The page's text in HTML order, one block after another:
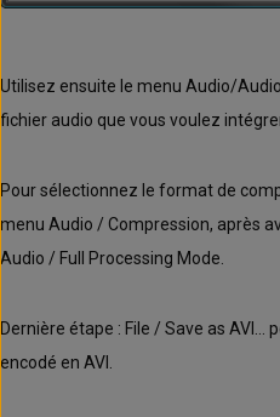
Utilisez ensuite le menu Audio/
fichier audio que vous voulez
Pour sélectionnez le format de
menu Audio / Compression, après
Audio / Full Processing Mode.
Dernière étape : File / Save as AVI…
encodé en AVI.